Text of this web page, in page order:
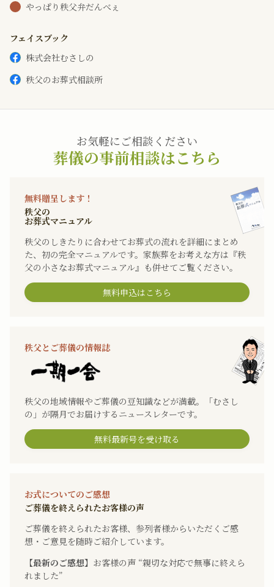
やっぱり秩父弁だんべぇ
フェイスブック
株式会社むさしの
秩父のお葬式相談所
お気軽にご相談ください
葬儀の事前相談はこちら
無料贈呈します！
秩父の
お葬式マニュアル
秩父のしきたりに合わせてお葬式の流れを詳細にまとめ
た、初の完全マニュアルです。家族葬をお考えな方は『秩
父の小さなお葬式マニュアル』も併せてご覧ください。
無料申込はこちら
秩父とご葬儀の情報誌
秩父の地域情報やご葬儀の豆知識などが満載。「むさし
の」が隔月でお届けするニュースレターです。
無料最新号を受け取る
お式についてのご感想
ご葬儀を終えられたお客様の声
ご葬儀を終えられたお客様、参列者様からいただくご感
想・ご意見を随時ご紹介しています。
【最新のご感想】 お客様の声 “親切な対応で無事に終えら
れました”